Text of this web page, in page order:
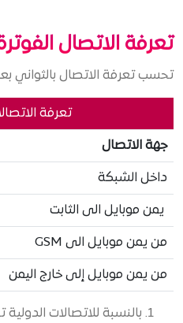
تعرفة الاتصال
تحسب تعرفة الاتصال بالثواني
تعرفة
جهة الاتصال
داخل الشبكة
يمن موبايل الى الثابت
من يمن موبايل الى GSM
من يمن موبايل إلى خارج اليمن
بالنسبة للاتصالات